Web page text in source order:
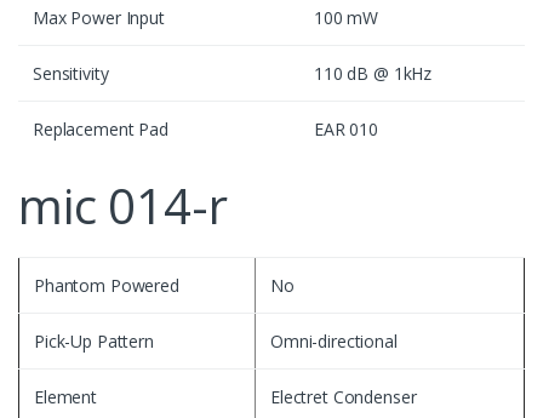
Max Power Input 100 mW
Sensitivity 110 dB @ 1kHz
Replacement Pad EAR 010
mic 014-r
Phantom Powered No
Pick-Up Pattern Omni-directional
Element Electret Condenser